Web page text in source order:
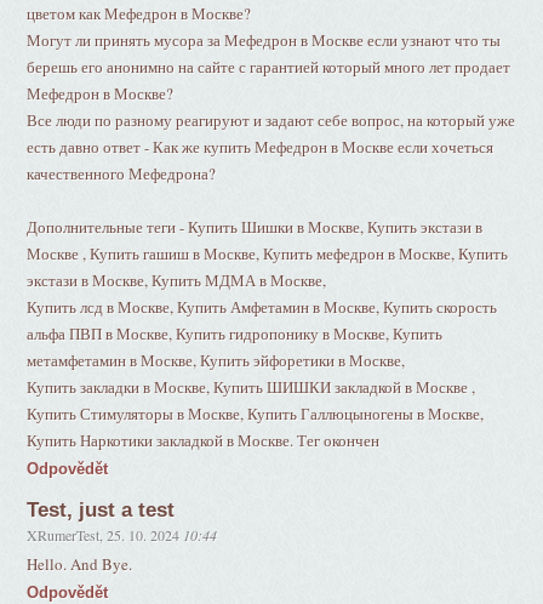
цветом как Мефедрон в Москве?
Могут ли принять мусора за Мефедрон в Москве если узнают что ты
берешь его анонимно на сайте с гарантией который много лет продает
Мефедрон в Москве?
Все люди по разному реагируют и задают себе вопрос, на который уже
есть давно ответ - Как же купить Мефедрон в Москве если хочеться
качественного Мефедрона?
Дополнительные теги - Купить Шишки в Москве, Купить экстази в
Москве , Купить гашиш в Москве, Купить мефедрон в Москве, Купить
экстази в Москве, Купить МДМА в Москве,
Купить лсд в Москве, Купить Амфетамин в Москве, Купить скорость
альфа ПВП в Москве, Купить гидропонику в Москве, Купить
метамфетамин в Москве, Купить эйфоретики в Москве,
Купить закладки в Москве, Купить ШИШКИ закладкой в Москве ,
Купить Стимуляторы в Москве, Купить Галлюцыногены в Москве,
Купить Наркотики закладкой в Москве. Тег окончен
Odpovědět
Test, just a test
XRumerTest ,25. 10. 2024 10:44
Hello. And Bye.
Odpovědět